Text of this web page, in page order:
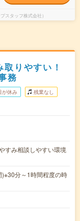
スタッフ株式会社）
りやすい！
務
が休み 残業なし
すみ相談しやすい環境
分～1時間程度の時